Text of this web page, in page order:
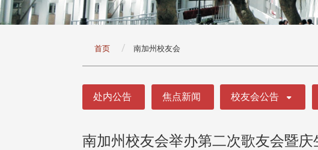
首页 南加州校友会
处内公告 焦点新闻 校友会公告
南加州校友会举办第二次歌友会暨